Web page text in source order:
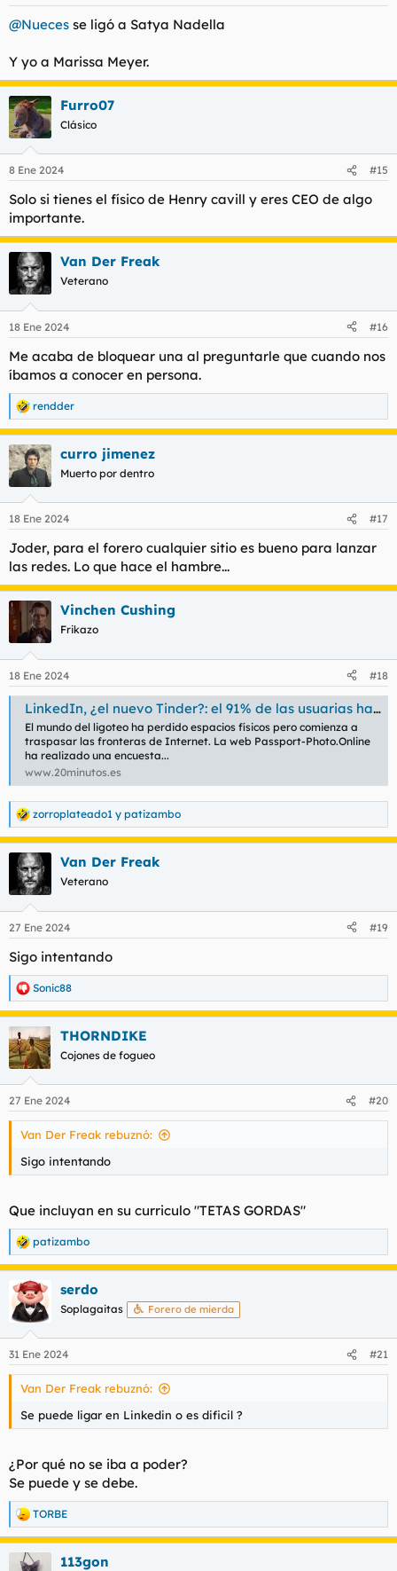
@Nueces se ligó a Satya Nadella
Y yo a Marissa Meyer.
Furro07
Clásico
8 Ene 2024 #15
Solo si tienes el físico de Henry cavill y eres CEO de algo
importante.
Van Der Freak
Veterano
18 Ene 2024 #16
Me acaba de bloquear una al preguntarle que cuando nos
íbamos a conocer en persona.
R
e
a
c
c
e
:
rendder
curro jimenez
Muerto por dentro
18 Ene 2024 #17
Joder, para el forero cualquier sitio es bueno para lanzar
las redes. Lo que hace el hambre...
Vinchen Cushing
Frikazo
18 Ene 2024 #18
LinkedIn, ¿el nuevo Tinder?: el 91% de las usuarias ha recibido mensajes de ligoteo
El mundo del ligoteo ha perdido espacios físicos pero comienza a
traspasar las fronteras de Internet. La web Passport-Photo.Online
ha realizado una encuesta...
www.20minutos.es
R
e
c
c
i
e
:
zorroplateado1 y patizambo
Van Der Freak
Veterano
27 Ene 2024 #19
Sigo intentando
R
e
a
c
c
i
e
s
Sonic88
THORNDIKE
Cojones de fogueo
27 Ene 2024 #20
Van Der Freak rebuznó:
Sigo intentando
Que incluyan en su curriculo "TETAS GORDAS"
R
e
a
c
c
i
e
s
patizambo
serdo
Soplagaitas Forero de mierda
31 Ene 2024 #21
Van Der Freak rebuznó:
Se puede ligar en Linkedin o es dificil ?
¿Por qué no se iba a poder?
Se puede y se debe.
R
e
a
c
TORBE
113gon